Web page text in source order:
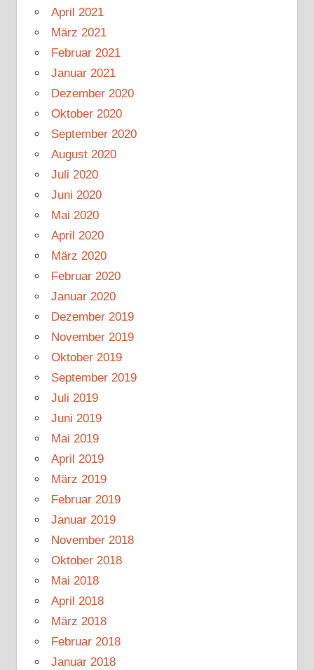
April 2021
März 2021
Februar 2021
Januar 2021
Dezember 2020
Oktober 2020
September 2020
August 2020
Juli 2020
Juni 2020
Mai 2020
April 2020
März 2020
Februar 2020
Januar 2020
Dezember 2019
November 2019
Oktober 2019
September 2019
Juli 2019
Juni 2019
Mai 2019
April 2019
März 2019
Februar 2019
Januar 2019
November 2018
Oktober 2018
Mai 2018
April 2018
März 2018
Februar 2018
Januar 2018